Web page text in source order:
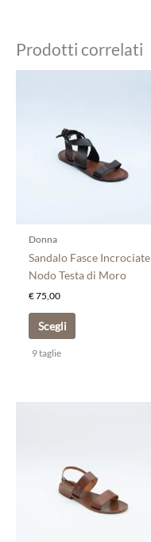
Prodotti correlati
Donna
Sandalo Fasce Incrociate
Nodo Testa di Moro
€75,00
Scegli
più
varianti.
Le
opzioni
nella
pagina
9 taglie
varianti.
Le
opzioni